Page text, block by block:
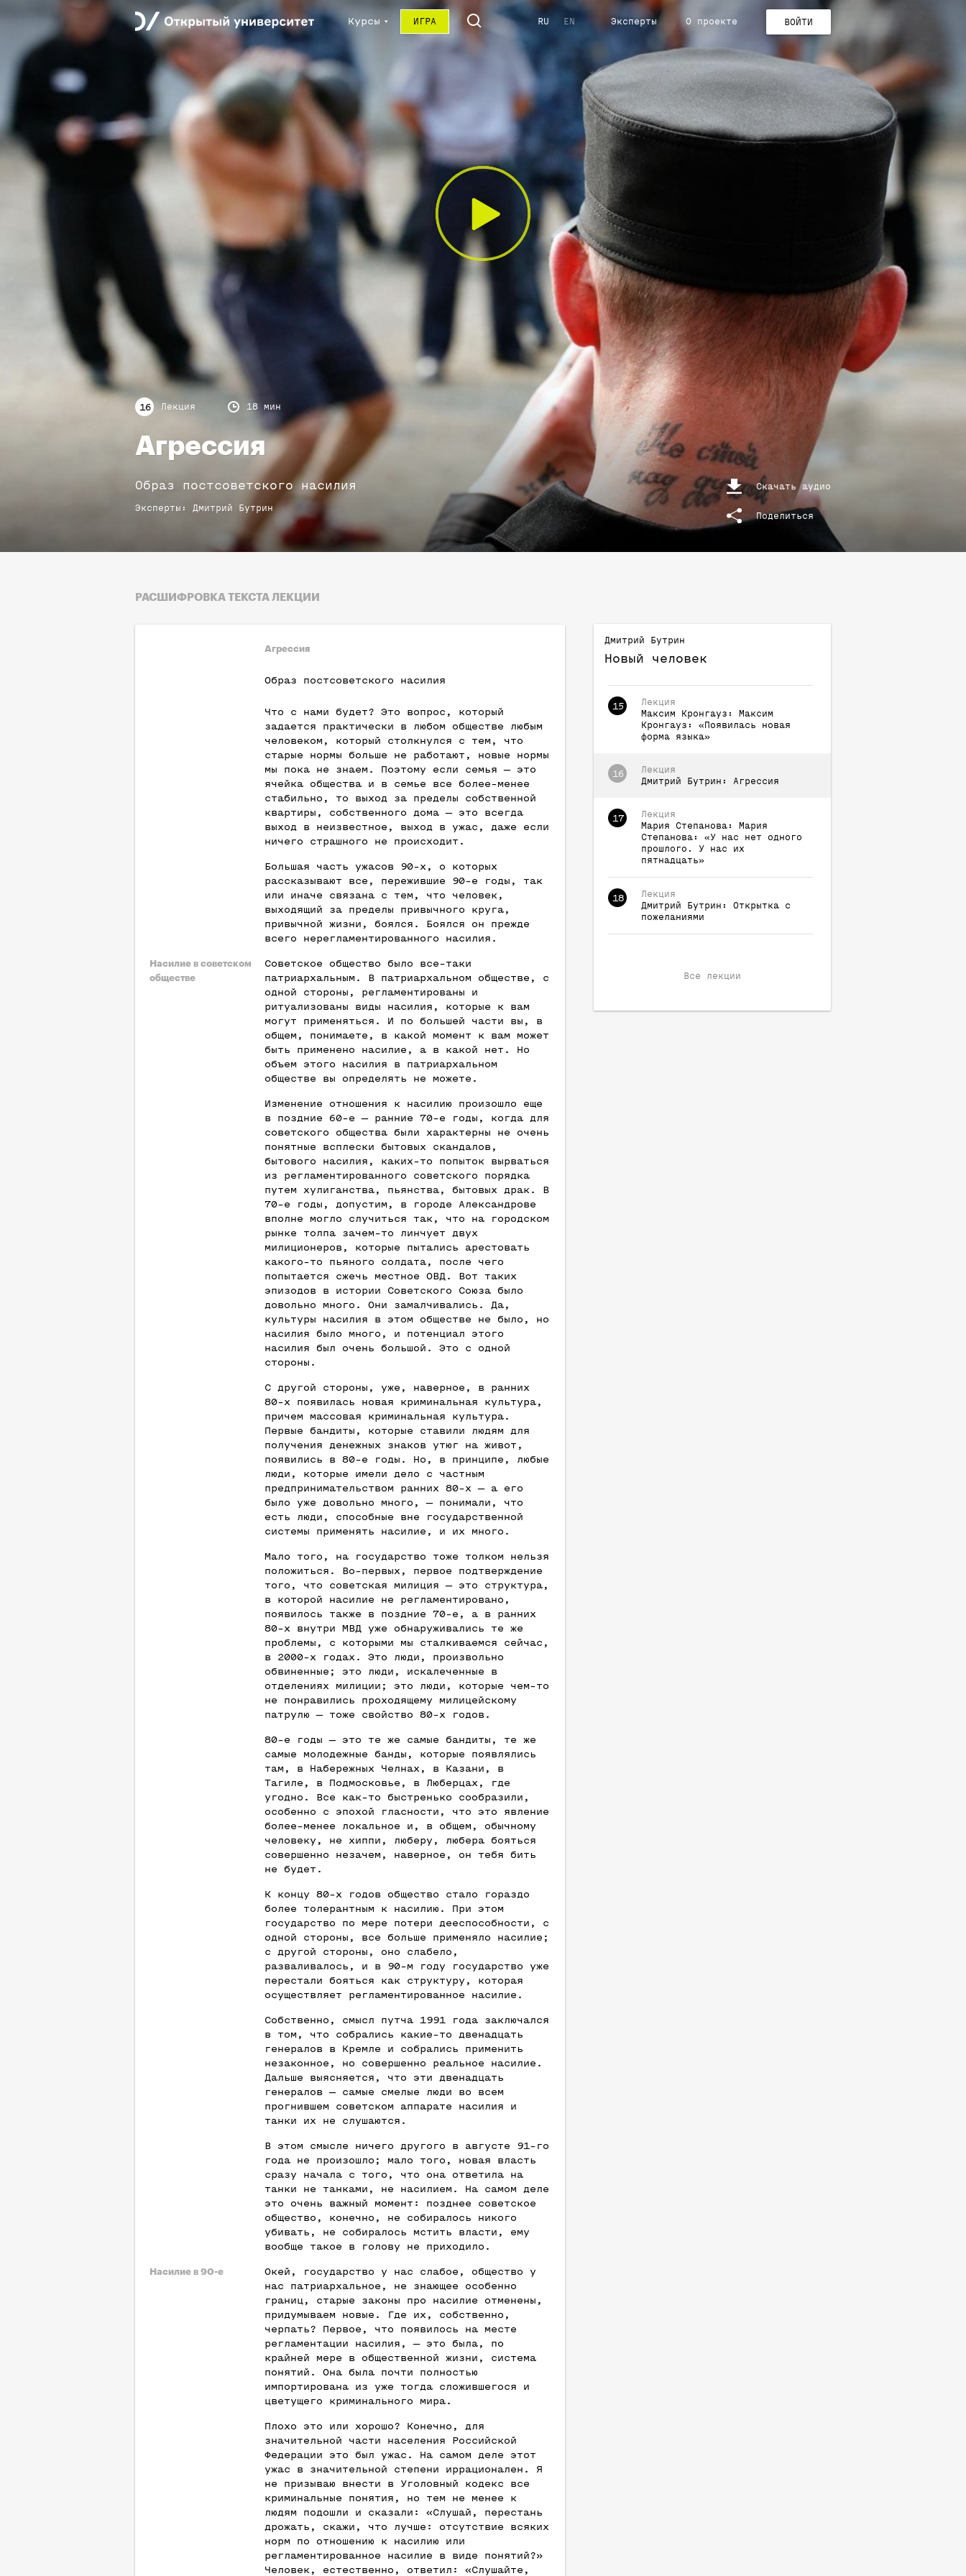
Курсы ИГРА RU EN Эксперты О проекте ВОЙТИ
16 Лекция 18 мин
Агрессия
Образ постсоветского насилия
Эксперты : Дмитрий Бутрин
Скачать аудио
Поделиться
РАСШИФРОВКА ТЕКСТА ЛЕКЦИИ
Агрессия
Образ постсоветского насилия
Что с нами будет? Это вопрос, который
задается практически в любом обществе любым
человеком, который столкнулся с тем, что
старые нормы больше не работают, новые нормы
мы пока не знаем. Поэтому если семья — это
ячейка общества и в семье все более-менее
стабильно, то выход за пределы собственной
квартиры, собственного дома — это всегда
выход в неизвестное, выход в ужас, даже если
ничего страшного не происходит.
Большая часть ужасов 90-х, о которых
рассказывают все, пережившие 90-е годы, так
или иначе связана с тем, что человек,
выходящий за пределы привычного круга,
привычной жизни, боялся. Боялся он прежде
всего нерегламентированного насилия.
Насилие в советском
обществе
Советское общество было все-таки
патриархальным. В патриархальном обществе, с
одной стороны, регламентированы и
ритуализованы виды насилия, которые к вам
могут применяться. И по большей части вы, в
общем, понимаете, в какой момент к вам может
быть применено насилие, а в какой нет. Но
объем этого насилия в патриархальном
обществе вы определять не можете.
Изменение отношения к насилию произошло еще
в поздние 60-е — ранние 70-е годы, когда для
советского общества были характерны не очень
понятные всплески бытовых скандалов,
бытового насилия, каких-то попыток вырваться
из регламентированного советского порядка
путем хулиганства, пьянства, бытовых драк. В
70-е годы, допустим, в городе Александрове
вполне могло случиться так, что на городском
рынке толпа зачем-то линчует двух
милиционеров, которые пытались арестовать
какого-то пьяного солдата, после чего
попытается сжечь местное ОВД. Вот таких
эпизодов в истории Советского Союза было
довольно много. Они замалчивались. Да,
культуры насилия в этом обществе не было, но
насилия было много, и потенциал этого
насилия был очень большой. Это с одной
стороны.
С другой стороны, уже, наверное, в ранних
80-х появилась новая криминальная культура,
причем массовая криминальная культура.
Первые бандиты, которые ставили людям для
получения денежных знаков утюг на живот,
появились в 80-е годы. Но, в принципе, любые
люди, которые имели дело с частным
предпринимательством ранних 80-х — а его
было уже довольно много, — понимали, что
есть люди, способные вне государственной
системы применять насилие, и их много.
Мало того, на государство тоже толком нельзя
положиться. Во-первых, первое подтверждение
того, что советская милиция — это структура,
в которой насилие не регламентировано,
появилось также в поздние 70-е, а в ранних
80-х внутри МВД уже обнаруживались те же
проблемы, с которыми мы сталкиваемся сейчас,
в 2000-х годах. Это люди, произвольно
обвиненные; это люди, искалеченные в
отделениях милиции; это люди, которые чем-то
не понравились проходящему милицейскому
патрулю — тоже свойство 80-х годов.
80-е годы — это те же самые бандиты, те же
самые молодежные банды, которые появлялись
там, в Набережных Челнах, в Казани, в
Тагиле, в Подмосковье, в Люберцах, где
угодно. Все как-то быстренько сообразили,
особенно с эпохой гласности, что это явление
более-менее локальное и, в общем, обычному
человеку, не хиппи, люберу, любера бояться
совершенно незачем, наверное, он тебя бить
не будет.
К концу 80-х годов общество стало гораздо
более толерантным к насилию. При этом
государство по мере потери дееспособности, с
одной стороны, все больше применяло насилие;
с другой стороны, оно слабело,
разваливалось, и в 90-м году государство уже
перестали бояться как структуру, которая
осуществляет регламентированное насилие.
Собственно, смысл путча 1991 года заключался
в том, что собрались какие-то двенадцать
генералов в Кремле и собрались применить
незаконное, но совершенно реальное насилие.
Дальше выясняется, что эти двенадцать
генералов — самые смелые люди во всем
прогнившем советском аппарате насилия и
танки их не слушаются.
В этом смысле ничего другого в августе 91-го
года не произошло; мало того, новая власть
сразу начала с того, что она ответила на
танки не танками, не насилием. На самом деле
это очень важный момент: позднее советское
общество, конечно, не собиралось никого
убивать, не собиралось мстить власти, ему
вообще такое в голову не приходило.
Насилие в 90-е
Окей, государство у нас слабое, общество у
нас патриархальное, не знающее особенно
границ, старые законы про насилие отменены,
придумываем новые. Где их, собственно,
черпать? Первое, что появилось на месте
регламентации насилия, — это была, по
крайней мере в общественной жизни, система
понятий. Она была почти полностью
импортирована из уже тогда сложившегося и
цветущего криминального мира.
Плохо это или хорошо? Конечно, для
значительной части населения Российской
Федерации это был ужас. На самом деле этот
ужас в значительной степени иррационален. Я
не призываю внести в Уголовный кодекс все
криминальные понятия, но тем не менее к
людям подошли и сказали: «Слушай, перестань
дрожать, скажи, что лучше: отсутствие всяких
норм по отношению к насилию или
регламентированное насилие в виде понятий?»
Человек, естественно, ответил: «Слушайте,
Дмитрий Бутрин
Новый человек
15
Лекция
Максим
Кронгауз :
Максим
Кронгауз: «Появилась новая
форма языка»
16
Лекция
Дмитрий
Бутрин : Агрессия
17
Лекция
Мария
Степанова:
Мария
Степанова: «У нас нет одного
прошлого. У нас их
пятнадцать»
18
Лекция
Дмитрий
Бутрин :
Открытка с
пожеланиями
Все лекции